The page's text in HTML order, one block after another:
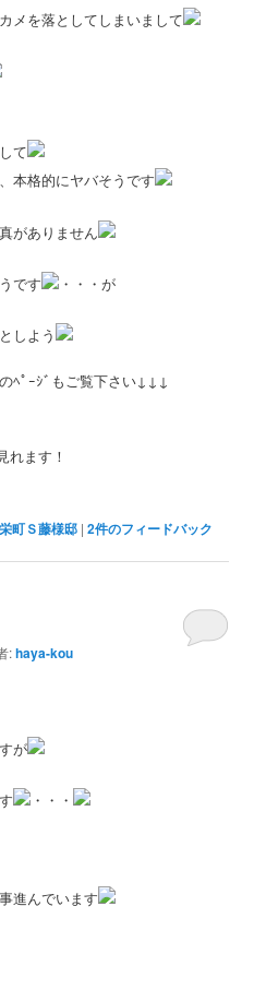
メを落としてしまいまして
て
本格的にヤバそうです
がありません
です ・・・が
しよう
ﾍﾟｰｼﾞもご覧下さい↓↓↓
れます！
町Ｓ藤様邸 |2件のフィードバック
:haya-kou
が
・・・
進んでいます